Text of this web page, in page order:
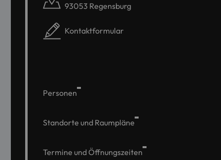
93053 Regensburg
Kontaktformular
Personen
Standorte und Raumpläne
Termine und Öffnungszeiten